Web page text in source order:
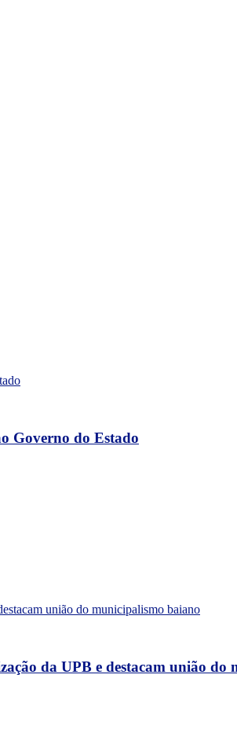
Governo do Estado
da UPB e destacam união do